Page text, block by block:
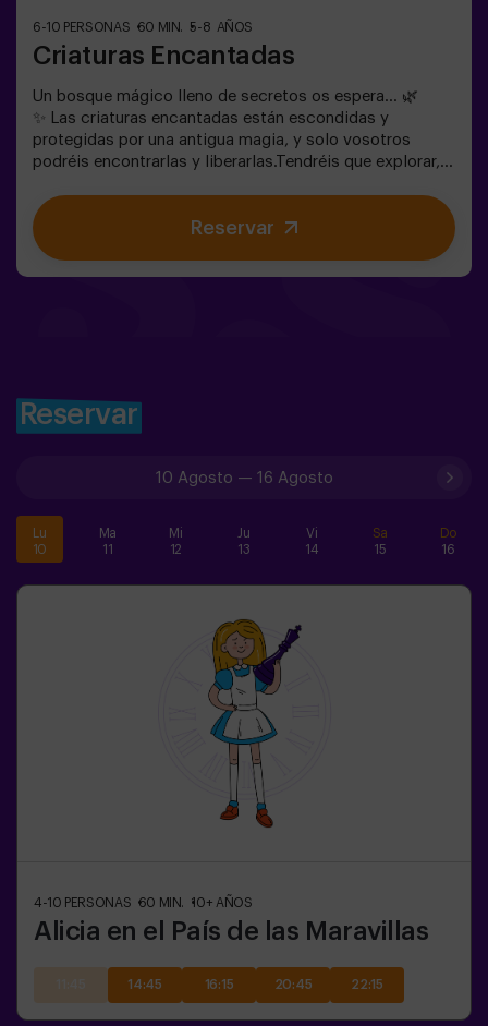
6-10 PERSONAS 60 MIN. 5-8 AÑOS
Criaturas Encantadas
Un bosque mágico lleno de secretos os espera… 🌿
✨ Las criaturas encantadas están escondidas y
protegidas por una antigua magia, y solo vosotros
podréis encontrarlas y liberarlas.Tendréis que explorar,
esconden y cómo romper los hechizos que las
mantienen atrapadas. Cada criatura es única y os
pondrá a prueba de una forma diferente.Aquí no se trata
Reservar
Reservar
10 Agosto — 16 Agosto
Lu
10
Ma
11
Mi
12
Ju
13
Vi
14
Sa
15
Do
16
4-10 PERSONAS 60 MIN. 10+ AÑOS
Alicia en el País de las Maravillas
14:45 16:15 20:45 22:15